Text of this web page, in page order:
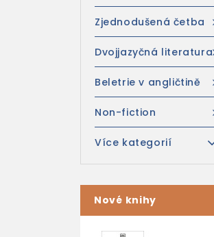
Zjednodušená četba
Dvojjazyčná literatura
Beletrie v angličtině
Non-fiction
Více kategorií
Nové knihy